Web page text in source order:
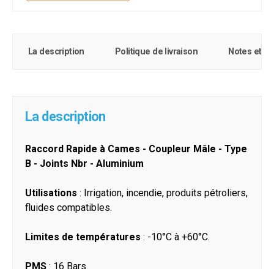
La description Politique de livraison Notes et
La description
Raccord Rapide à Cames - Coupleur Mâle - Type
B - Joints Nbr - Aluminium
Utilisations : Irrigation, incendie, produits pétroliers,
fluides compatibles.
Limites de températures : -10°C à +60°C.
PMS : 16 Bars.